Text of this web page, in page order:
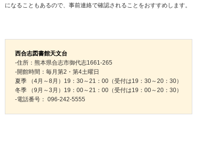
になることもあるので、事前連絡で確認されることをおすすめします。
西合志図書館天文台
-住所：熊本県合志市御代志1661-265
-開館時間：毎月第2・第4土曜日
夏季 （4月～8月）19：30～21：00（受付は19：30～20：30）
冬季 （9月～3月）19：00～21：00（受付は19：00～20：30）
-電話番号： 096-242-5555